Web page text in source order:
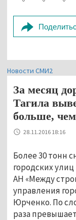
Новости СМИ2
За месяц
Тагила
больше,
28.11.2016 18:16
Более 30 тонн
городских
АН «Между
управления
Юрченко. По
раза